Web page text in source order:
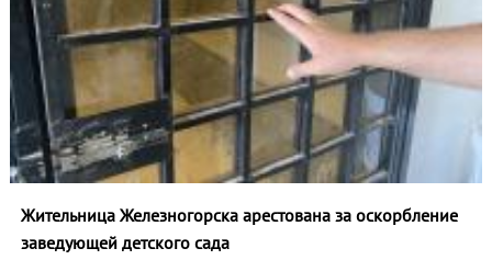
Жительница Железногорска арестована за оскорбление
заведующей детского сада